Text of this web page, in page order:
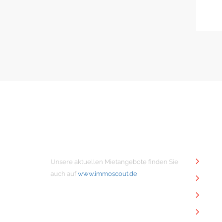
Unsere aktuellen Mietangebote finden Sie
auch auf www.immoscout.de